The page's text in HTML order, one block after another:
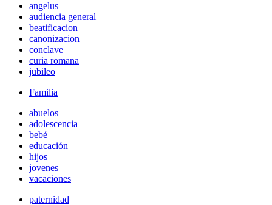
angelus
audiencia general
beatificacion
canonizacion
conclave
curia romana
jubileo
Familia
abuelos
adolescencia
bebé
educación
hijos
jovenes
vacaciones
paternidad